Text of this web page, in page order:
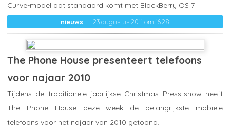
nieuws 23 augustus 2011 om 16:28
Curve-model dat standaard komt met BlackBerry OS 7.
The Phone House presenteert telefoons
voor najaar 2010
Tijdens de traditionele jaarlijkse Christmas Press-show heeft
The Phone House deze week de belangrijkste mobiele
telefoons voor het najaar van 2010 getoond.